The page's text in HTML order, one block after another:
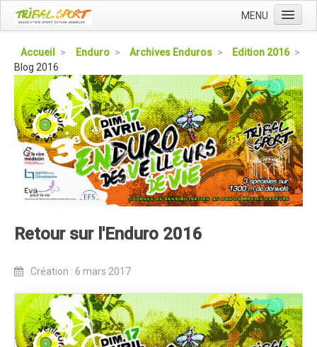
MENU
Qui sommes nous ?
L'Association Tribal
Le Club Tribal VTT
Le Team Tribal
La Newsletter Tribal
Gérer votre abonnement
Dans la presse
Le Club VTT
Blog du Club
Présentation
Trips Enduro
Accueil > Enduro > Archives Enduros > Edition 2016 >
Blog 2016
Retour sur l'Enduro 2016
Création : 6 mars 2017